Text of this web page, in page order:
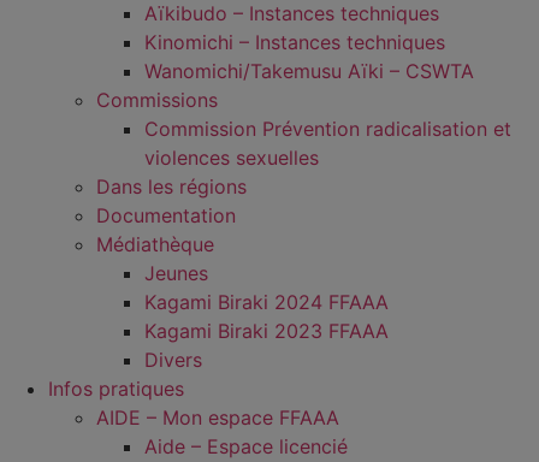
Aïkibudo – Instances techniques
Kinomichi – Instances techniques
Wanomichi/Takemusu Aïki – CSWTA
Commissions
Commission Prévention radicalisation et
violences sexuelles
Dans les régions
Documentation
Médiathèque
Jeunes
Kagami Biraki 2024 FFAAA
Kagami Biraki 2023 FFAAA
Divers
Infos pratiques
AIDE – Mon espace FFAAA
Aide – Espace licencié